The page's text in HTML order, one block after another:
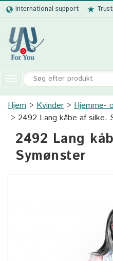
International support
Kvinder
Toggle
navigation
Hjem Kvinder Hjemme-
2492 Lang kåbe af silke.
2492 Lang
Symønster